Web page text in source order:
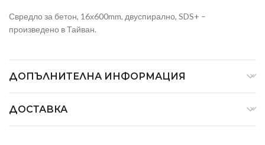
Свредло за бетон, 16х600mm, двуспирално, SDS+ –
произведено в Тайван.
ДОПЪЛНИТЕЛНА ИНФОРМАЦИЯ
ДОСТАВКА